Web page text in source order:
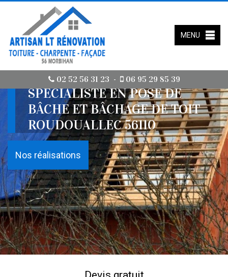
02 52 56 31 23 - 06 95 29 85 39
MENU
SPÉCIALISTE EN POSE DE
BÂCHE ET BÂCHAGE DE TOIT
ROUDOUALLEC 56110
Nos réalisations